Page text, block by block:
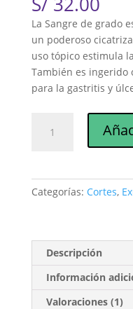
5 en base
de un
La Sangre de grado
un poderoso
uso tópico estimula
También es ingerido
para la gastritis y
cantidad
Categorías: Cortes,
Descripción
Información
Valoraciones (1)